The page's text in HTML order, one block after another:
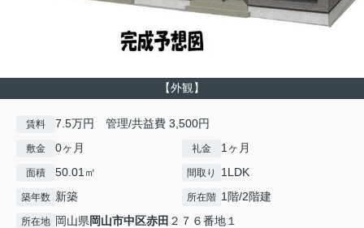
【外観】
賃料 7.5万円 管理/共益費 3,500円
敷金 0ヶ月 礼金 1ヶ月
面積 50.01㎡ 間取り 1LDK
築年数 新築 所在階 1階/2階建
所在地 岡山県岡山市中区赤田 ２７６番地１